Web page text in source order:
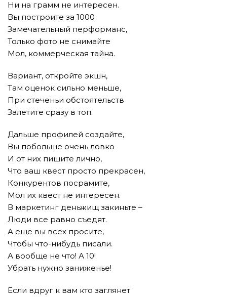
Ни на грамм не интересен.
Вы построите за 1000
Замечательный перформанс,
Только фото не снимайте
Мол, коммерческая тайна.
Вариант, откройте экшн,
Там оценок сильно меньше,
При стеченьи обстоятельств
Залетите сразу в топ.
Дальше профилей создайте,
Вы побольше очень ловко
И от них пишите лично,
Что ваш квест просто прекрасен,
Конкурентов посрамите,
Мол их квест не интересен.
В маркетинг деньжищ закиньте –
Люди все равно съедят.
А ещё вы всех просите,
Чтобы что-нибудь писали.
А вообще не что! А 10!
Убрать нужно заниженье!
Если вдруг к вам кто заглянет